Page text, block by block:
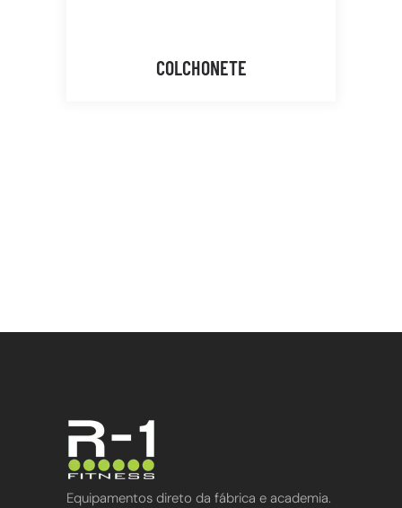
COLCHONETE
Equipamentos direto da fábrica e academia.